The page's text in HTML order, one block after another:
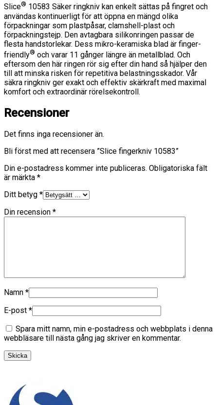
Slice® 10583 Säker ringkniv kan enkelt sättas på fingret och
användas kontinuerligt för att öppna en mängd olika
förpackningar som plastpåsar, clamshell-plast och
förpackningstejp. Den avtagbara silikonringen passar de
flesta handstorlekar. Dess mikro-keramiska blad är finger-
friendly® och varar 11 gånger längre än metallblad. Och
eftersom den här ringen rör sig efter din hand så hjälper den
till att minska risken för repetitiva belastningsskador. Vår
säkra ringkniv ger exakt och effektiv skärkraft med maximal
komfort och extraordinär rörelsekontroll.
Recensioner
Det finns inga recensioner än.
Bli först med att recensera ”Slice fingerkniv 10583”
Din e-postadress kommer inte publiceras. Obligatoriska fält
är märkta *
Ditt betyg *
Din recension *
Namn *
E-post *
Spara mitt namn, min e-postadress och webbplats i denna
webbläsare till nästa gång jag skriver en kommentar.